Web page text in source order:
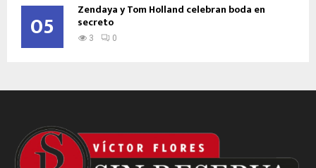
05 Zendaya y Tom Holland celebran boda en
secreto
3 0